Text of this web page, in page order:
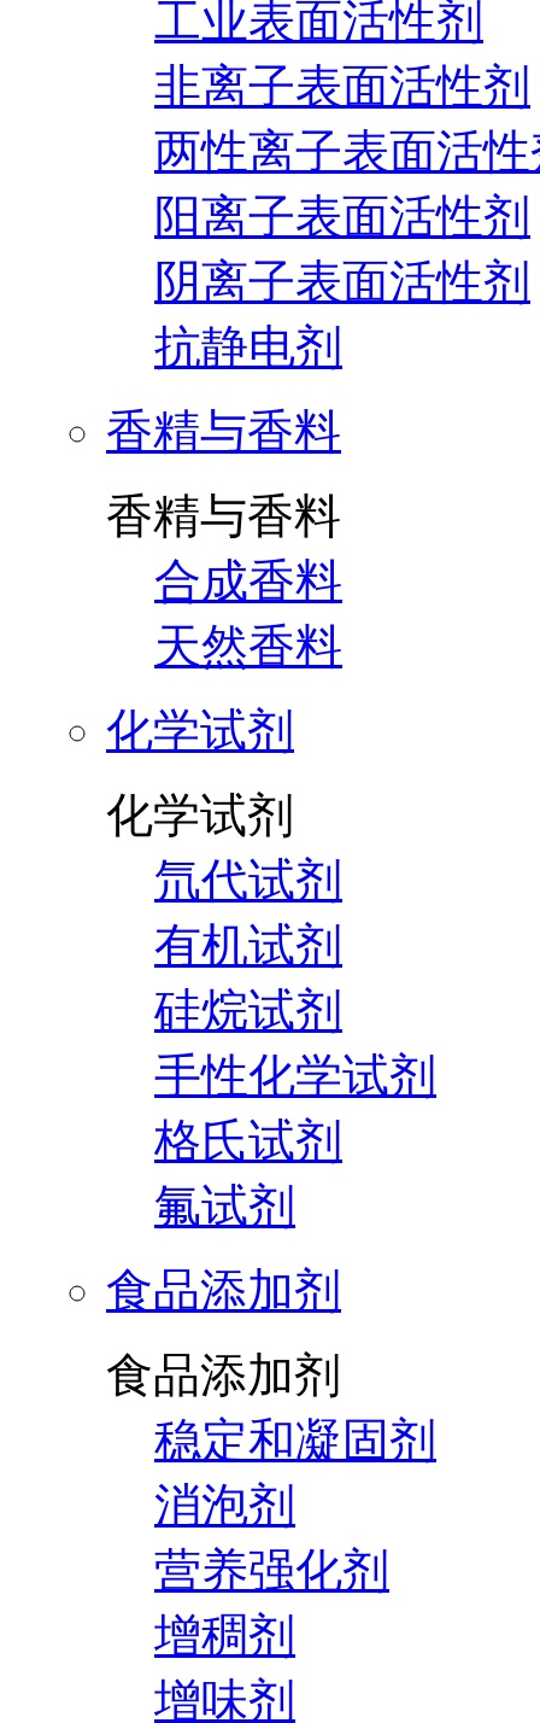
工业表面活性剂
非离子表面活性剂
两性离子表面活
阳离子表面活性剂
阴离子表面活性剂
抗静电剂
香精与香料
香精与香料
合成香料
天然香料
化学试剂
化学试剂
氘代试剂
有机试剂
硅烷试剂
手性化学试剂
格氏试剂
氟试剂
食品添加剂
食品添加剂
稳定和凝固剂
消泡剂
营养强化剂
增稠剂
增味剂